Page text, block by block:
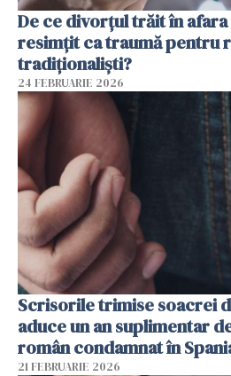
De ce divorțul trăit în
resimțit ca traumă pentru
tradiționaliști?
24 FEBRUARIE 2026
Scrisorile trimise soacrei
aduce un an suplimentar
român condamnat în
21 FEBRUARIE 2026